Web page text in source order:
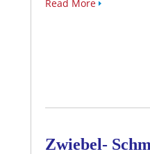
Read More
Zwiebel-